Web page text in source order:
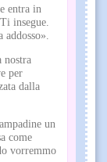
entra in
insegue.
addosso».
nostra
per
dalla
un
come
vorremmo